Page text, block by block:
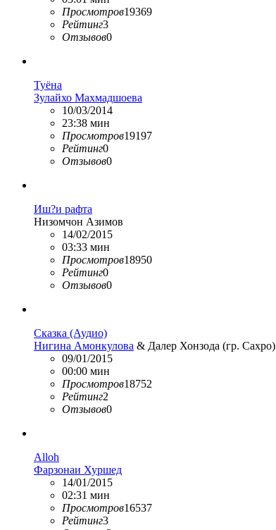
Просмотров19369
Рейтинг3
Отзывов0
Туёна
Зулайхо Махмадшоева
10/03/2014
23:38 мин
Просмотров19197
Рейтинг0
Отзывов0
Иш?и рафта
Низомчон Азимов
14/02/2015
03:33 мин
Просмотров18950
Рейтинг0
Отзывов0
Сказка (Аудио)
Нигина Амонкулова & Далер Хонзода (гр. Сахро)
09/01/2015
00:00 мин
Просмотров18752
Рейтинг2
Отзывов0
Alloh
Фарзонаи Хуршед
14/01/2015
02:31 мин
Просмотров16537
Рейтинг3